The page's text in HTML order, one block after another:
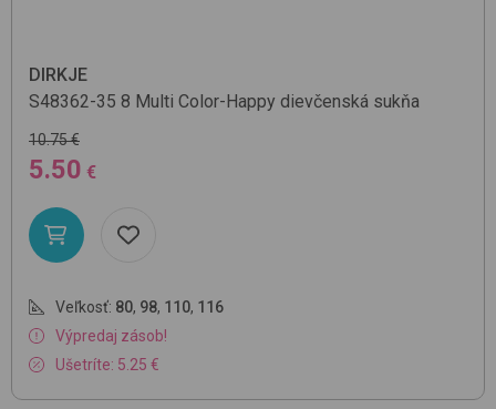
DIRKJE
S48362-35 8 Multi Color-Happy dievčenská sukňa
10.75 €
5.50 €
Veľkosť: 80, 98, 110, 116
Výpredaj zásob!
Ušetríte: 5.25 €